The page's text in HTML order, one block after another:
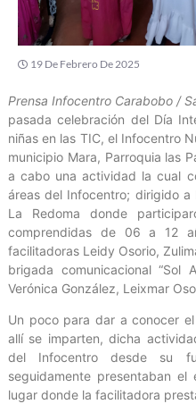
19 De Febrero De 2025
Prensa Infocentro Carabobo /
pasada celebración del Día
niñas en las TIC, el Infocentro
municipio Mara, Parroquia las
a cabo una actividad la cual
áreas del Infocentro; dirigido
La Redoma donde
comprendidas de 06 a 12
facilitadoras Leidy Osorio,
brigada comunicacional “Sol
Verónica González, Leixmar
Un poco para dar a conocer
allí se imparten, dicha
del Infocentro desde su
seguidamente presentaban
lugar donde la facilitadora